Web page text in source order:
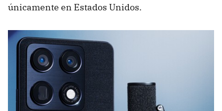
únicamente en Estados Unidos.